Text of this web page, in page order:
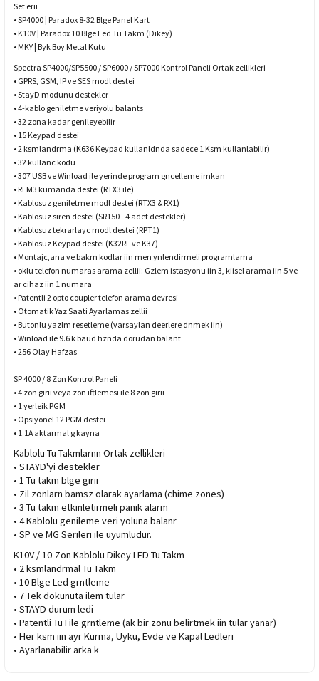
Set erii
• SP4000 | Paradox 8-32 Blge Panel Kart
• K10V | Paradox 10 Blge Led Tu Takm (Dikey)
• MKY | Byk Boy Metal Kutu
Spectra SP4000/SP5500 / SP6000 / SP7000 Kontrol Paneli Ortak zellikleri
• GPRS, GSM, IP ve SES modl destei
• StayD modunu destekler
• 4-kablo geniletme veriyolu balants
• 32 zona kadar genileyebilir
• 15 Keypad destei
• 2 ksmlandrma (K636 Keypad kullanldnda sadece 1 Ksm kullanlabilir)
• 32 kullanc kodu
• 307 USB ve Winload ile yerinde program gncelleme imkan
• REM3 kumanda destei (RTX3 ile)
• Kablosuz geniletme modl destei (RTX3 & RX1)
• Kablosuz siren destei (SR150 - 4 adet destekler)
• Kablosuz tekrarlayc modl destei (RPT1)
• Kablosuz Keypad destei (K32RF ve K37)
• Montajc,ana ve bakm kodlar iin men ynlendirmeli programlama
• oklu telefon numaras arama zellii: Gzlem istasyonu iin 3, kiisel arama iin 5 ve
ar cihaz iin 1 numara
• Patentli 2 opto coupler telefon arama devresi
• Otomatik Yaz Saati Ayarlamas zellii
• Butonlu yazlm resetleme (varsaylan deerlere dnmek iin)
• Winload ile 9.6 k baud hznda dorudan balant
• 256 Olay Hafzas
SP 4000 / 8 Zon Kontrol Paneli
• 4 zon girii veya zon iftlemesi ile 8 zon girii
• 1 yerleik PGM
• Opsiyonel 12 PGM destei
• 1.1A aktarmal g kayna
Kablolu Tu Takmlarnn Ortak zellikleri
• STAYD'yi destekler
• 1 Tu takm blge girii
• Zil zonlarn bamsz olarak ayarlama (chime zones)
• 3 Tu takm etkinletirmeli panik alarm
• 4 Kablolu genileme veri yoluna balanr
• SP ve MG Serileri ile uyumludur.
K10V / 10-Zon Kablolu Dikey LED Tu Takm
• 2 ksmlandrmal Tu Takm
• 10 Blge Led grntleme
• 7 Tek dokunuta ilem tular
• STAYD durum ledi
• Patentli Tu I ile grntleme (ak bir zonu belirtmek iin tular yanar)
• Her ksm iin ayr Kurma, Uyku, Evde ve Kapal Ledleri
• Ayarlanabilir arka k